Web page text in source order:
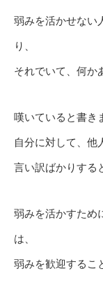
弱みを活かせない
り、
それでいて、何か
嘆いていると書き
自分に対して、他
言い訳ばかりする
弱みを活かすため
は、
弱みを歓迎するこ